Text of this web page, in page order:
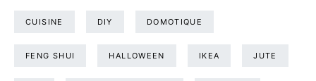
CUISINE DIY DOMOTIQUE
FENG SHUI HALLOWEEN IKEA JUTE